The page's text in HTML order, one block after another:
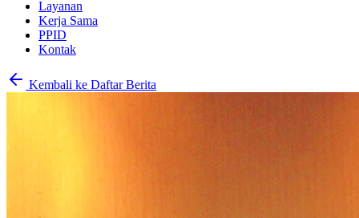
Layanan
Kerja Sama
PPID
Kontak
Kembali ke Daftar Berita